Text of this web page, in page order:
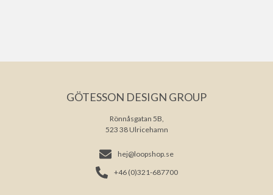
GÖTESSON DESIGN GROUP
Rönnåsgatan 5B,
523 38 Ulricehamn
hej@loopshop.se
+46 (0)321-687700